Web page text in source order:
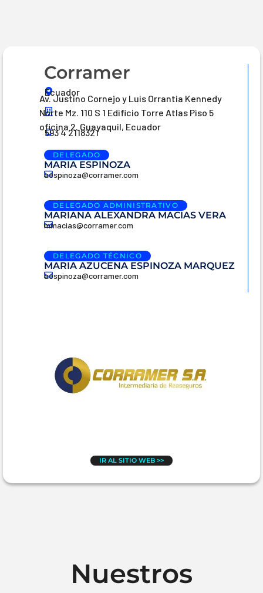
Corramer
Ecuador
Av. Justino Cornejo y Luis Orrantia Kennedy
Norte Mz. 110 S 1 Edificio Torre Atlas Piso 5
oficina 2. Guayaquil, Ecuador
593 4 2118321
DELEGADO
MARIA ESPINOZA
aespinoza@corramer.com
DELEGADO ADMINISTRATIVO
MARIANA ALEXANDRA MACIAS VERA
mmacias@corramer.com
DELEGADO TÉCNICO
MARIA AZUCENA ESPINOZA MARQUEZ
aespinoza@corramer.com
IR AL SITIO WEB >>
Nuestros